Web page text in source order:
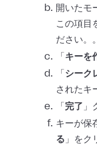
開いたモ
この項目
ださい。。
「 キーを
「 シーク
されたキ
「 完了 」
キーが保
る 」をク